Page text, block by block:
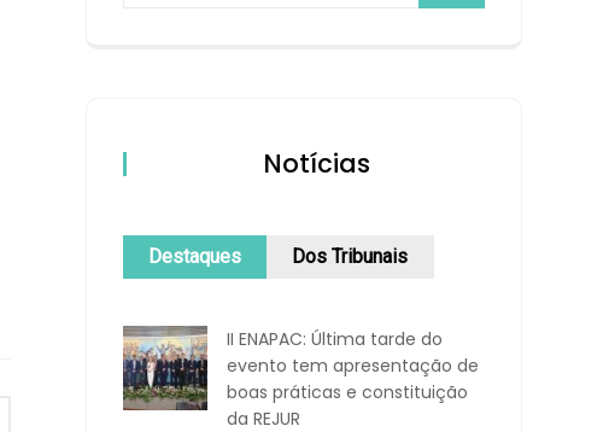
Notícias
Destaques Dos Tribunais
II ENAPAC: Última tarde do
evento tem apresentação de
boas práticas e constituição
da REJUR